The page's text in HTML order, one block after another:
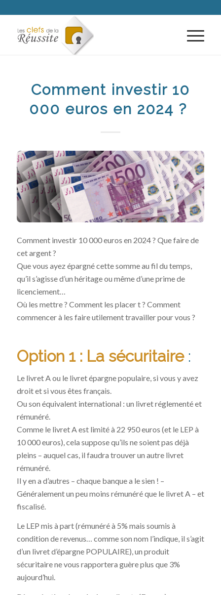
Comment investir 10
000 euros en 2024 ?
Comment investir 10 000 euros en 2024 ? Que faire de
cet argent ?
Que vous ayez épargné cette somme au fil du temps,
qu’il s’agisse d’un héritage ou même d’une prime de
licenciement…
Où les mettre ? Comment les placer t ? Comment
commencer à les faire utilement travailler pour vous ?
Option 1 : La sécuritaire:
Le livret A ou le livret épargne populaire, si vous y avez
droit et si vous êtes français.
Ou son équivalent international : un livret réglementé et
rémunéré.
Comme le livret A est limité à 22 950 euros (et le LEP à
10 000 euros), cela suppose qu’ils ne soient pas déjà
pleins – auquel cas, il faudra trouver un autre livret
rémunéré.
Il y en a d’autres – chaque banque a le sien ! –
Généralement un peu moins rémunéré que le livret A – et
fiscalisé.
Le LEP mis à part (rémunéré à 5% mais soumis à
condition de revenus… comme son nom l’indique, il s’agit
d’un livret d’épargne POPULAIRE), un produit
sécuritaire ne vous rapportera guère plus que 3%
aujourd’hui.